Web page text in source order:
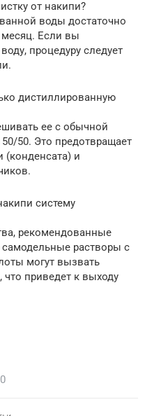
от накипи?
воды достаточно
месяц. Если вы
процедуру следует
дистиллированную
ее с обычной
50. Это предотвращает
(конденсата) и
систему
рекомендованные
растворы с
могут вызвать
что приведет к выходу